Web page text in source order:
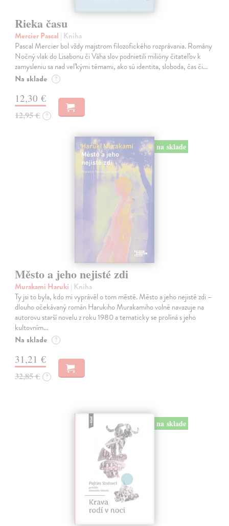
Rieka času
Mercier Pascal | Kniha
Pascal Mercier bol vždy majstrom filozofického rozprávania. Romány
Nočný vlak do Lisabonu či Váha slov podnietili milióny čitateľov k
zamysleniu sa nad veľkými témami, ako sú identita, sloboda, čas či…
Na sklade ?
12,30 €
12,95 € ?
na sklade
Město a jeho nejisté zdi
Murakami Haruki | Kniha
Ty jsi to byla, kdo mi vyprávěl o tom městě. Město a jeho nejisté zdi –
dlouho očekávaný román Harukiho Murakamiho volně navazuje na
autorovu starší novelu z roku 1980 a tematicky se prolíná s jeho
kultovním…
Na sklade ?
31,21 €
32,85 € ?
na sklade